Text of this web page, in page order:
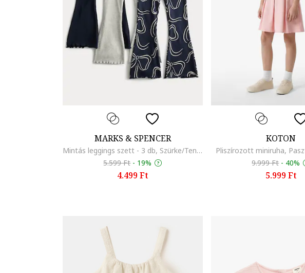
MARKS & SPENCER
Mintás leggings szett - 3 db, Szürke/Tengerészkék
5.599 Ft - 19%
4.499 Ft
KOTON
Pliszírozott miniruha,
9.999 Ft - 40%
5.999 Ft